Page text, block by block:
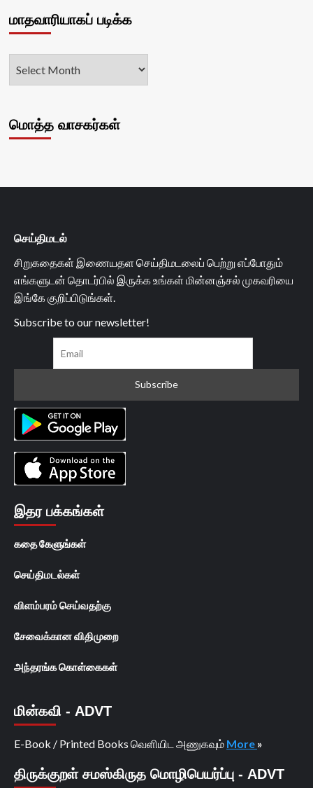
மாதவாரியாகப் படிக்க
மொத்த வாசகர்கள்
செய்திமடல்
சிறுகதைகள் இணையதள செய்திமடலைப் பெற்று எப்போதும்
எங்களுடன் தொடர்பில் இருக்க உங்கள் மின்னஞ்சல் முகவரியை
இங்கே குறிப்பிடுங்கள்.
Subscribe to our newsletter!
இதர பக்கங்கள்
கதை கேளுங்கள்
செய்திமடல்கள்
விளம்பரம் செய்வதற்கு
சேவைக்கான விதிமுறை
அந்தரங்க கொள்கைகள்
மின்கவி - ADVT
E-Book / Printed Books வெளியிட அணுகவும் More »
திருக்குறள் சமஸ்கிருத மொழிபெயர்ப்பு - ADVT